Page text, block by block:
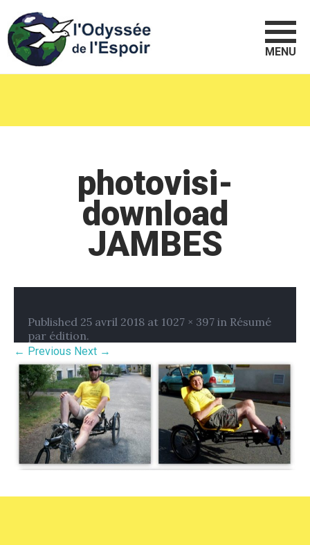
MENU
photovisi-
download
JAMBES
Published 25 avril 2018 at 1027 × 397 in Résumé
par édition.
← Previous Next →